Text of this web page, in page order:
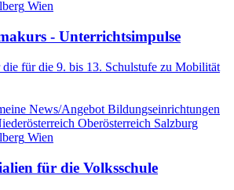
Wien
- Unterrichtsimpulse
für die 9. bis 13. Schulstufe zu Mobilität
News/Angebot Bildungseinrichtungen
Oberösterreich Salzburg
Wien
für die Volksschule